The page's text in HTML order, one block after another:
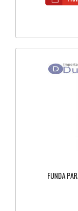
FUNDA